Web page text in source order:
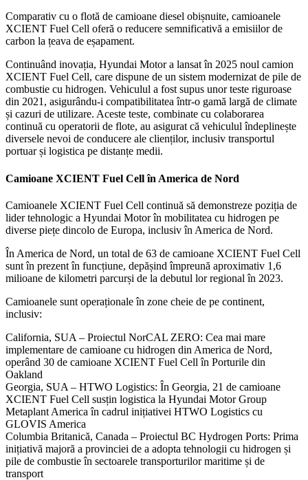
Comparativ cu o flotă de camioane diesel obișnuite, camioanele
XCIENT Fuel Cell oferă o reducere semnificativă a emisiilor de
carbon la țeava de eșapament.
Continuând inovația, Hyundai Motor a lansat în 2025 noul camion
XCIENT Fuel Cell, care dispune de un sistem modernizat de pile de
combustie cu hidrogen. Vehiculul a fost supus unor teste riguroase
din 2021, asigurându-i compatibilitatea într-o gamă largă de climate
și cazuri de utilizare. Aceste teste, combinate cu colaborarea
continuă cu operatorii de flote, au asigurat că vehiculul îndeplinește
diversele nevoi de conducere ale clienților, inclusiv transportul
portuar și logistica pe distanțe medii.
Camioane XCIENT Fuel Cell în America de Nord
Camioanele XCIENT Fuel Cell continuă să demonstreze poziția de
lider tehnologic a Hyundai Motor în mobilitatea cu hidrogen pe
diverse piețe dincolo de Europa, inclusiv în America de Nord.
În America de Nord, un total de 63 de camioane XCIENT Fuel Cell
sunt în prezent în funcțiune, depășind împreună aproximativ 1,6
milioane de kilometri parcurși de la debutul lor regional în 2023.
Camioanele sunt operaționale în zone cheie de pe continent,
inclusiv:
California, SUA – Proiectul NorCAL ZERO: Cea mai mare
implementare de camioane cu hidrogen din America de Nord,
operând 30 de camioane XCIENT Fuel Cell în Porturile din
Oakland
Georgia, SUA – HTWO Logistics: În Georgia, 21 de camioane
XCIENT Fuel Cell susțin logistica la Hyundai Motor Group
Metaplant America în cadrul inițiativei HTWO Logistics cu
GLOVIS America
Columbia Britanică, Canada – Proiectul BC Hydrogen Ports: Prima
inițiativă majoră a provinciei de a adopta tehnologii cu hidrogen și
pile de combustie în sectoarele transporturilor maritime și de
transport